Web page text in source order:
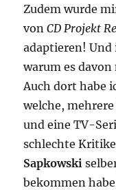
Zudem wurde
vonCD Projekt
adaptieren!
warum es
Auch dort habe
welche,
und eine TV-
schlechte
Sapkowski
bekommen